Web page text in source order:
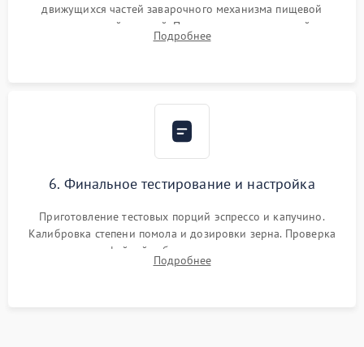
движущихся частей заварочного механизма пищевой
силиконовой смазкой. Проведение программной
декальцинации и очистки системы от кофейных масел.
Подробнее
6. Финальное тестирование и настройка
Приготовление тестовых порций эспрессо и капучино.
Калибровка степени помола и дозировки зерна. Проверка
плотности кофейной таблетки, температуры напитка и
качества молочной пены. Контроль отсутствия посторонних
Подробнее